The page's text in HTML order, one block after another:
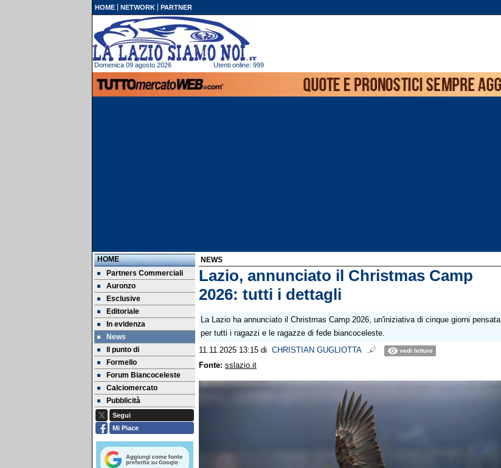
HOME NETWORK PARTNER
Domenica 09 agosto 2026 Utenti online: 999
HOME
Partners Commerciali
Auronzo
Esclusive
Editoriale
In evidenza
News
Il punto di
Formello
Forum Biancoceleste
Calciomercato
Pubblicità
Segui
Mi Piace
NEWS
Lazio, annunciato il Christmas Camp
2026: tutti i dettagli
La Lazio ha annunciato il Christmas Camp 2026, un'iniziativa di cinque giorni pensata
per tutti i ragazzi e le ragazze di fede biancoceleste.
11.11.2025 13:15 di CHRISTIAN GUGLIOTTA vedi letture
Fonte: sslazio.it